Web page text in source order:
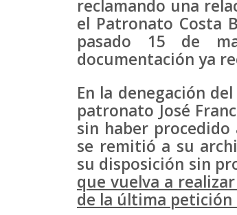
reclamando una
el Patronato Costa
pasado 15 de
documentación ya
En la denegación
patronato José
sin haber procedido
se remitió a su
su disposición sin
que vuelva a
de la última petición